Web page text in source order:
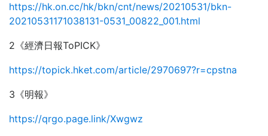
https://hk.on.cc/hk/bkn/cnt/news/20210531/bkn-
20210531171038131-0531_00822_001.html
2《經濟日報ToPICK》
https://topick.hket.com/article/2970697?r=cpstna
3《明報》
https://qrgo.page.link/Xwgwz